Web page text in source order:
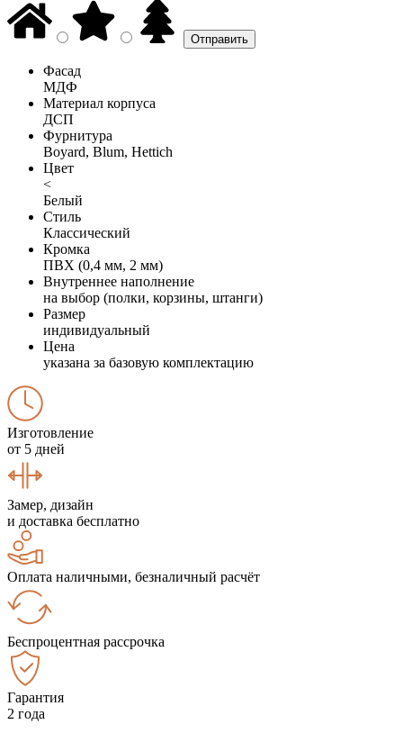
Фасад
МДФ
Материал корпуса
ДСП
Фурнитура
Boyard, Blum, Hettich
Цвет
<
Белый
Стиль
Классический
Кромка
ПВХ (0,4 мм, 2 мм)
Внутреннее наполнение
на выбор (полки, корзины, штанги)
Размер
индивидуальный
Цена
указана за базовую комплектацию
Изготовление
от 5 дней
Замер, дизайн
и доставка бесплатно
Оплата наличными, безналичный расчёт
Беспроцентная рассрочка
Гарантия
2 года